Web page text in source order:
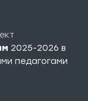
2025-2026 в
педагогами